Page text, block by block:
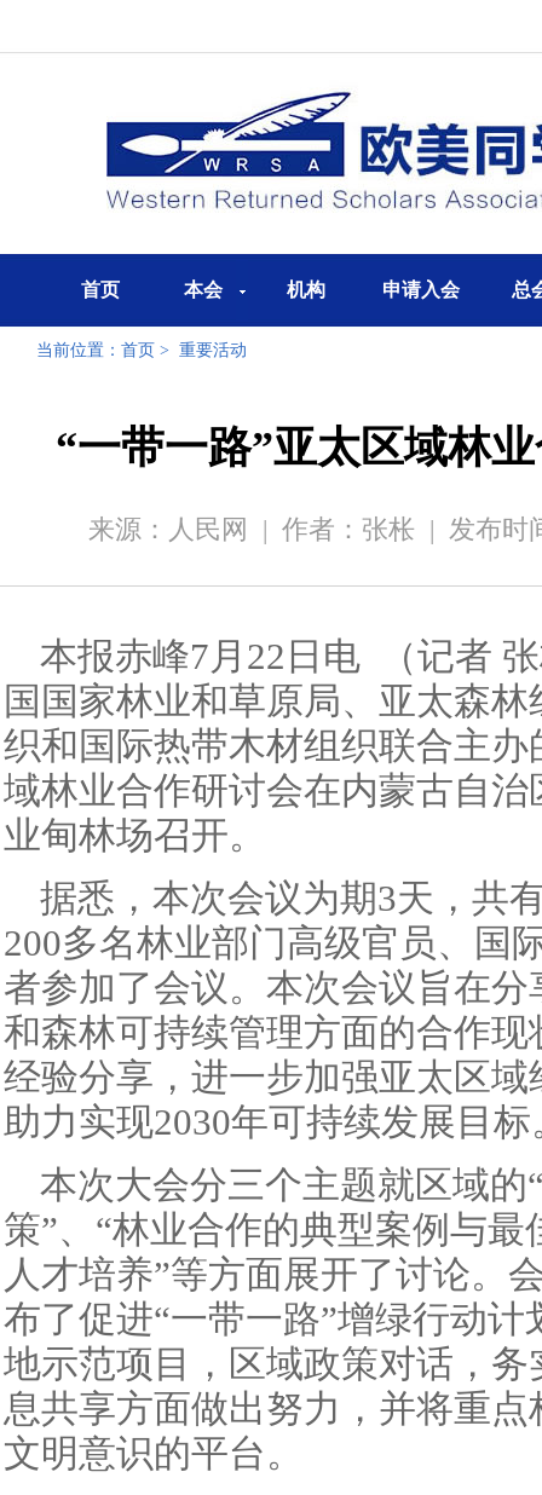
首页 本会 机构 申请入会 总
当前位置： 首页 > 重要活动
“一带一路”亚太区域林
来源：人民网 | 作者：张枨 | 发布时
本报赤峰7月22日电 （记者
国国家林业和草原局、亚太森
织和国际热带木材组织联合主办
域林业合作研讨会在内蒙古自
业甸林场召开。
据悉，本次会议为期3天，共
200多名林业部门高级官员、国
者参加了会议。本次会议旨在
和森林可持续管理方面的合作
经验分享，进一步加强亚太区
助力实现2030年可持续发展目标
本次大会分三个主题就区域的
策”、“林业合作的典型案例与最
人才培养”等方面展开了讨论。
布了促进“一带一路”增绿行动
地示范项目，区域政策对话，
息共享方面做出努力，并将重
文明意识的平台。